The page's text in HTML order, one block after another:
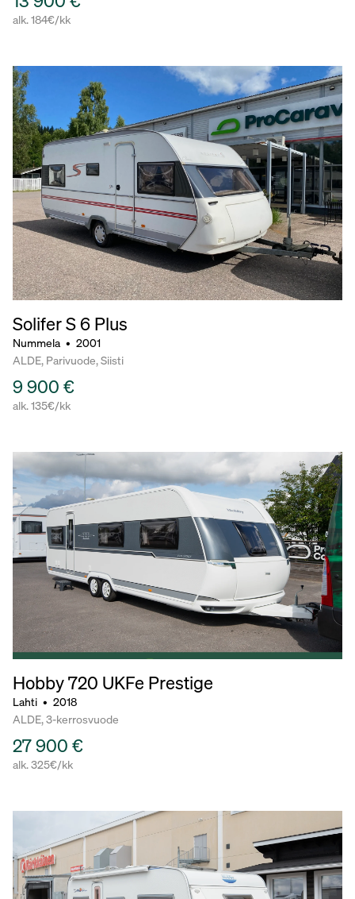
alk. 184€/kk
Solifer S 6 Plus
Nummela • 2001
ALDE, Parivuode, Siisti
9 900 €
alk. 135€/kk
Hobby 720 UKFe Prestige
Lahti • 2018
ALDE, 3-kerrosvuode
27 900 €
alk. 325€/kk